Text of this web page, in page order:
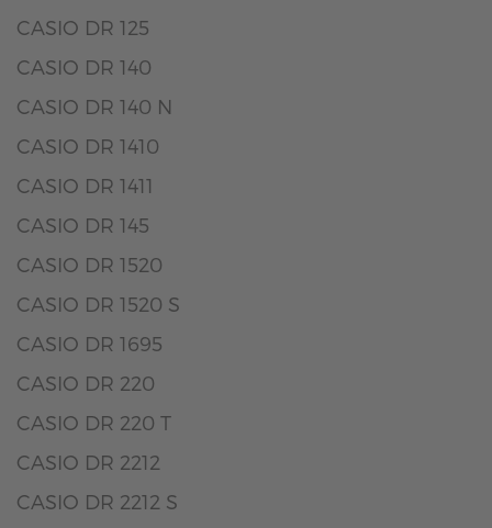
CASIO DR 125
CASIO DR 140
CASIO DR 140 N
CASIO DR 1410
CASIO DR 1411
CASIO DR 145
CASIO DR 1520
CASIO DR 1520 S
CASIO DR 1695
CASIO DR 220
CASIO DR 220 T
CASIO DR 2212
CASIO DR 2212 S